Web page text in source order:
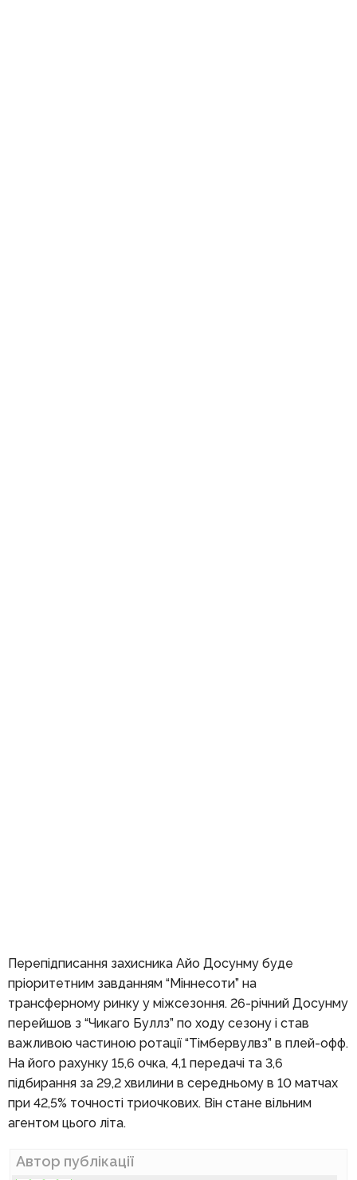
Перепідписання захисника Айо Досунму буде
пріоритетним завданням “Міннесоти” на
трансферному ринку у міжсезоння. 26-річний Досунму
перейшов з “Чикаго Буллз” по ходу сезону і став
важливою частиною ротації “Тімбервулвз” в плей-офф.
На його рахунку 15,6 очка, 4,1 передачі та 3,6
підбирання за 29,2 хвилини в середньому в 10 матчах
при 42,5% точності триочкових. Він стане вільним
агентом цього літа.
Автор публікації